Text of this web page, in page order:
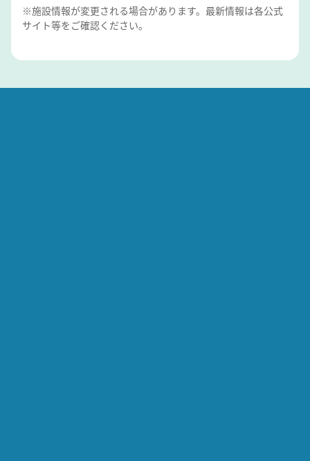
※施設情報が変更される場合があります。最新情報は各公式
サイト等をご確認ください。